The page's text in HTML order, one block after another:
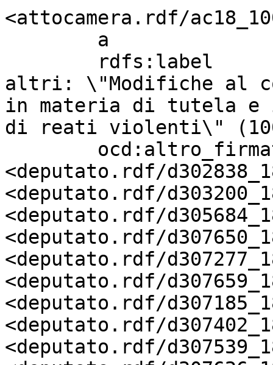
<attocamera.rdf/
altri: \"Modifiche al
in materia di tutela e
di reati violenti\"
<deputato.rdf/
<deputato.rdf/
<deputato.rdf/
<deputato.rdf/
<deputato.rdf/
<deputato.rdf/
<deputato.rdf/
<deputato.rdf/
<deputato.rdf/